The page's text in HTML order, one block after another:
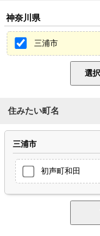
神奈川県
三浦市
住みたい町名
三浦市
初声町和田